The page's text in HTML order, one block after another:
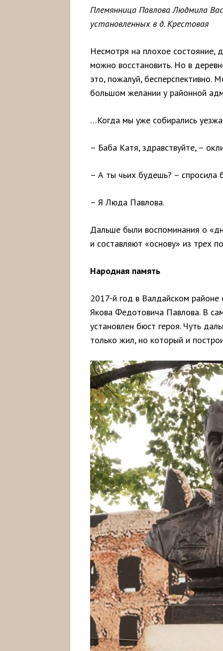
Племянница Павлова Людмила
установленных в д. Крестовая
Несмотря на плохое состояние,
можно восстановить. Но в
это, пожалуй, бесперспективно.
большом желании у районной
…Когда мы уже собирались
– Баба Катя, здравствуйте, –
– А ты чьих будешь? – спросила
– Я Люда Павлова.
Дальше были воспоминания о
и составляют «основу» из трех
Народная память
2017-й год в Валдайском районе
Якова Федотовича Павлова. В
установлен бюст героя. Чуть
только жил, но который и